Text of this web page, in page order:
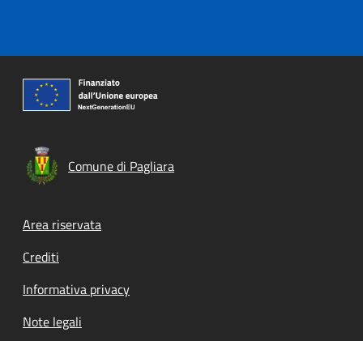
Comune di Pagliara
Footer menu
Area riservata
Crediti
Informativa privacy
Note legali